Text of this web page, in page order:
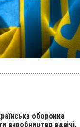
оборонка
виробництво вдвічі,